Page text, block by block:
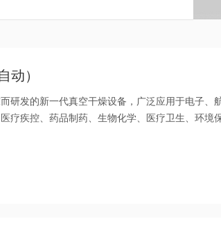
动）
研发的新一代真空干燥设备，广泛应用于电子、
疗疾控、药品制药、生物化学、医疗卫生、环境